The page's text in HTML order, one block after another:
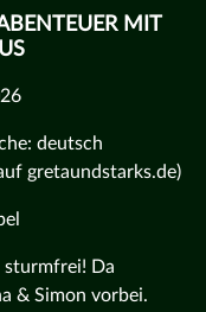
MIT
deutsch
gretaundstarks.de)
Da
& Simon vorbei.